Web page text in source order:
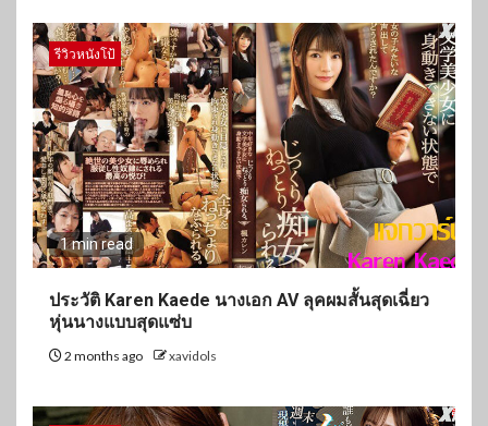
รีวิวหนังโป้
1 min read
ประวัติ Karen Kaede นางเอก AV ลุคผมสั้นสุดเฉี่ยว
หุ่นนางแบบสุดแซ่บ
2 months ago xavidols